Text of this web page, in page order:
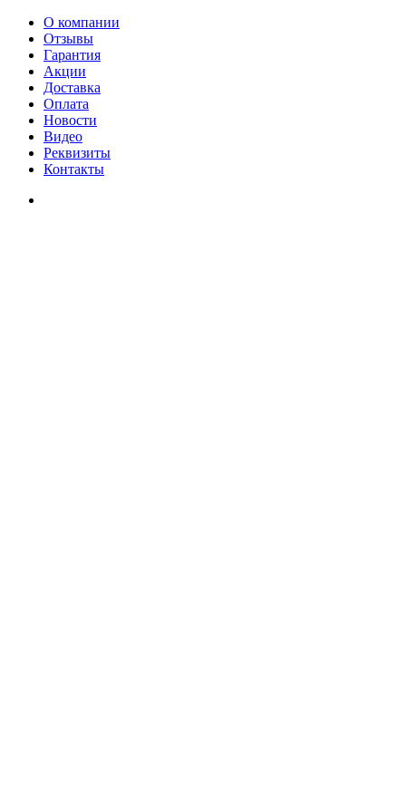
О компании
Отзывы
Гарантия
Акции
Доставка
Оплата
Новости
Видео
Реквизиты
Контакты